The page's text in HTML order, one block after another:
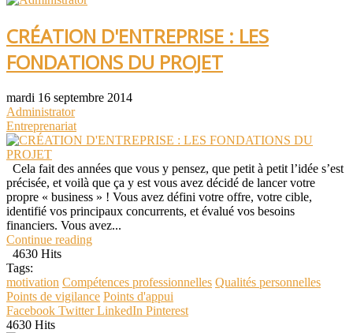
CRÉATION D'ENTREPRISE : LES
FONDATIONS DU PROJET
mardi 16 septembre 2014
Administrator
Entreprenariat
Cela fait des années que vous y pensez, que petit à petit l’idée s’est
précisée, et voilà que ça y est vous avez décidé de lancer votre
propre « business » ! Vous avez défini votre offre, votre cible,
identifié vos principaux concurrents, et évalué vos besoins
financiers. Vous avez...
Continue reading
4630 Hits
Tags:
motivation Compétences professionnelles Qualités personnelles
Points de vigilance Points d'appui
Facebook Twitter LinkedIn Pinterest
4630 Hits